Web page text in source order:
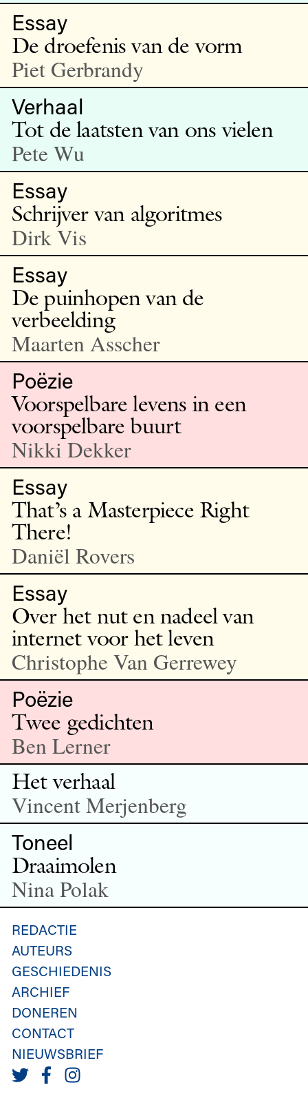
Essay
De droefenis van de vorm
Piet Gerbrandy
Verhaal
Tot de laatsten van ons vielen
Pete Wu
Essay
Schrijver van algoritmes
Dirk Vis
Essay
De puinhopen van de
verbeelding
Maarten Asscher
Poëzie
Voorspelbare levens in een
voorspelbare buurt
Nikki Dekker
Essay
That’s a Masterpiece Right
There!
Daniël Rovers
Essay
Over het nut en nadeel van
internet voor het leven
Christophe Van Gerrewey
Poëzie
Twee gedichten
Ben Lerner
Het verhaal
Vincent Merjenberg
Toneel
Draaimolen
Nina Polak
REDACTIE
AUTEURS
GESCHIEDENIS
ARCHIEF
DONEREN
CONTACT
NIEUWSBRIEF